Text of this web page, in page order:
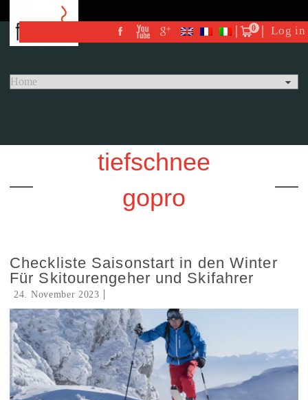
0 Log in
tiefschnee
gopro
Checkliste Saisonstart in den Winter
Für Skitourengeher und Skifahrer
24. November 2023